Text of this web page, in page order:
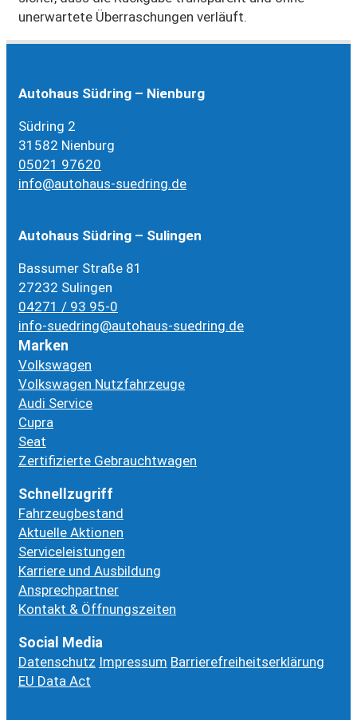
unerwartete Überraschungen verläuft.
Autohaus Südring – Nienburg
Südring 2
31582 Nienburg
05021 97620
info@autohaus-suedring.de
Autohaus Südring – Sulingen
Bassumer Straße 81
27232 Sulingen
04271 / 93 95-0
info-suedring@autohaus-suedring.de
Marken
Volkswagen
Volkswagen Nutzfahrzeuge
Audi Service
Cupra
Seat
Zertifizierte Gebrauchtwagen
Schnellzugriff
Fahrzeugbestand
Aktuelle Aktionen
Serviceleistungen
Karriere und Ausbildung
Ansprechpartner
Kontakt & Öffnungszeiten
Social Media
Datenschutz Impressum Barrierefreiheitserklärung
EU Data Act